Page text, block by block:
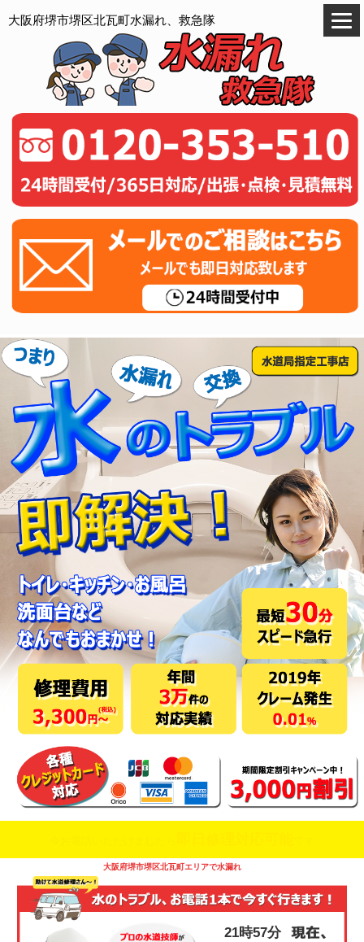
大阪府堺市堺区北瓦町水漏れ、救急隊
大阪府堺市堺区北瓦町エリアで水漏れ
21時57分